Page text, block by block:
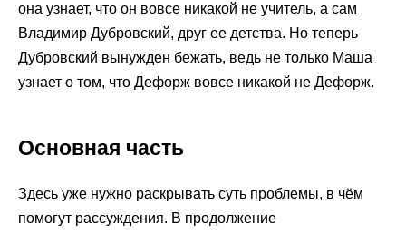
она узнает, что он вовсе никакой не учитель, а сам
Владимир Дубровский, друг ее детства. Но теперь
Дубровский вынужден бежать, ведь не только Маша
узнает о том, что Дефорж вовсе никакой не Дефорж.
Основная часть
Здесь уже нужно раскрывать суть проблемы, в чём
помогут рассуждения. В продолжение